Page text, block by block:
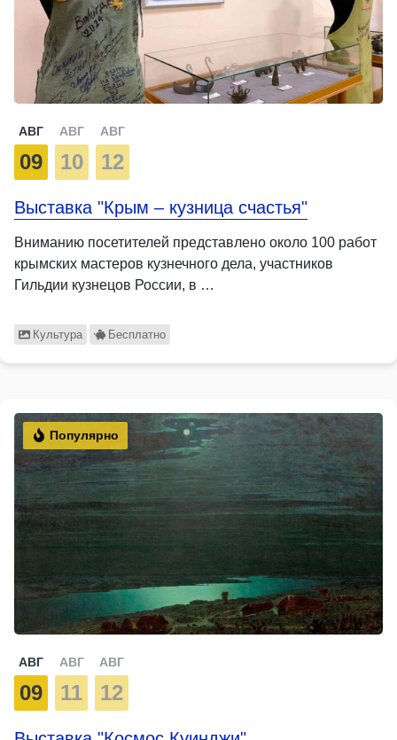
АВГ
09
АВГ
10
АВГ
12
Выставка "Крым – кузница счастья"
Вниманию посетителей представлено около 100 работ
крымских мастеров кузнечного дела, участников
Гильдии кузнецов России, в …
Культура Бесплатно
Популярно
АВГ
09
АВГ
11
АВГ
12